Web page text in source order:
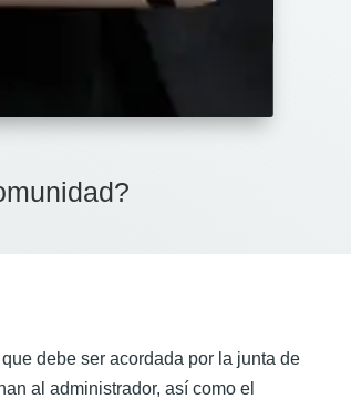
debe ser acordada por la junta de
al administrador, así como el